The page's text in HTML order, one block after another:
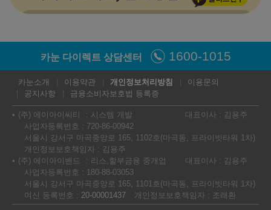
카눈 다이렉트 상담센터 1600-1015
카눈소개 이용약관 개인정보처리방침
이용문의
공지사항
금융소비자보호법 등록증
(주) 에이아이씨티 시스템 개발
대표이사 : 김용주
사업자등록번호 : 720-86-00942
서울시 강서구 마곡중앙로 165, 1102호(마곡동, 프라이빗타워 1차)
개인정보보호책임자 : 김용주
(주) 에이아이밴드
리스,할부금융 중개업
대표이사 : 김용주
사업자등록번호 : 180-88-03053
서울시 강서구 마곡중앙로 165, 1101호(마곡동, 프라이빗타워 1차)
여신 등록번호 : 20-00001437
개인정보보호책임자 : 조래환